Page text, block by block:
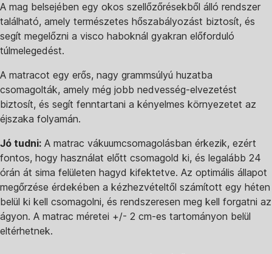
A mag belsejében egy okos szellőzőrésekből álló rendszer
található, amely természetes hőszabályozást biztosít, és
segít megelőzni a visco haboknál gyakran előforduló
túlmelegedést.
A matracot egy erős, nagy grammsúlyú huzatba
csomagolták, amely még jobb nedvesség-elvezetést
biztosít, és segít fenntartani a kényelmes környezetet az
éjszaka folyamán.
Jó tudni: A matrac vákuumcsomagolásban érkezik, ezért
fontos, hogy használat előtt csomagold ki, és legalább 24
órán át sima felületen hagyd kifektetve. Az optimális állapot
megőrzése érdekében a kézhezvételtől számított egy héten
belül ki kell csomagolni, és rendszeresen meg kell forgatni az
ágyon. A matrac méretei +/- 2 cm-es tartományon belül
eltérhetnek.